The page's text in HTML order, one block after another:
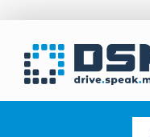
springen